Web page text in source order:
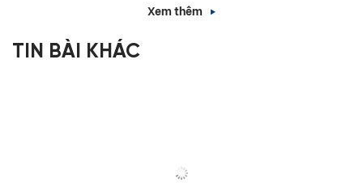
Xem thêm
TIN BÀI KHÁC